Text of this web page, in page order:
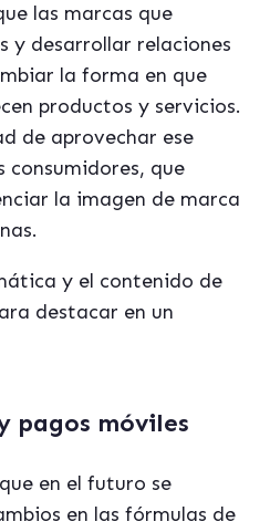
las marcas que
y desarrollar relaciones
la forma en que
productos y servicios.
de aprovechar ese
consumidores, que
la imagen de marca
y el contenido de
destacar en un
pagos móviles
en el futuro se
en las fórmulas de